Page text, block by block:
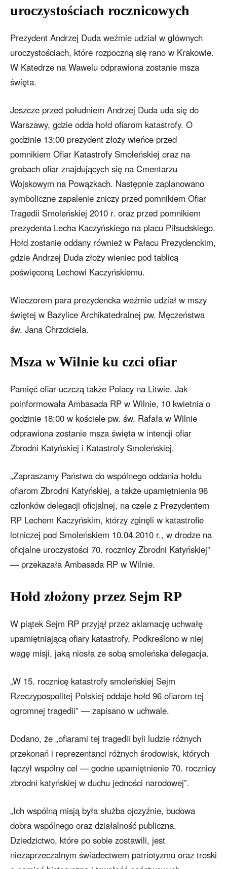
uroczystościach rocznicowych
Prezydent Andrzej Duda weźmie udział w głównych
uroczystościach, które rozpoczną się rano w Krakowie.
W Katedrze na Wawelu odprawiona zostanie msza
święta.
Jeszcze przed południem Andrzej Duda uda się do
Warszawy, gdzie odda hołd ofiarom katastrofy. O
godzinie 13:00 prezydent złoży wieńce przed
pomnikiem Ofiar Katastrofy Smoleńskiej oraz na
grobach ofiar znajdujących się na Cmentarzu
Wojskowym na Powązkach. Następnie zaplanowano
symboliczne zapalenie zniczy przed pomnikiem Ofiar
Tragedii Smoleńskiej 2010 r. oraz przed pomnikiem
prezydenta Lecha Kaczyńskiego na placu Piłsudskiego.
Hołd zostanie oddany również w Pałacu Prezydenckim,
gdzie Andrzej Duda złoży wieniec pod tablicą
poświęconą Lechowi Kaczyńskiemu.
Wieczorem para prezydencka weźmie udział w mszy
świętej w Bazylice Archikatedralnej pw. Męczeństwa
św. Jana Chrzciciela.
Msza w Wilnie ku czci ofiar
Pamięć ofiar uczczą także Polacy na Litwie. Jak
poinformowała Ambasada RP w Wilnie, 10 kwietnia o
godzinie 18:00 w kościele pw. św. Rafała w Wilnie
odprawiona zostanie msza święta w intencji ofiar
Zbrodni Katyńskiej i Katastrofy Smoleńskiej.
„Zapraszamy Państwa do wspólnego oddania hołdu
ofiarom Zbrodni Katyńskiej, a także upamiętnienia 96
członków delegacji oficjalnej, na czele z Prezydentem
RP Lechem Kaczyńskim, którzy zginęli w katastrofie
lotniczej pod Smoleńskiem 10.04.2010 r., w drodze na
oficjalne uroczystości 70. rocznicy Zbrodni Katyńskiej”
— przekazała Ambasada RP w Wilnie.
Hołd złożony przez Sejm RP
W piątek Sejm RP przyjął przez aklamację uchwałę
upamiętniającą ofiary katastrofy. Podkreślono w niej
wagę misji, jaką niosła ze sobą smoleńska delegacja.
„W 15. rocznicę katastrofy smoleńskiej Sejm
Rzeczypospolitej Polskiej oddaje hołd 96 ofiarom tej
ogromnej tragedii” — zapisano w uchwale.
Dodano, że „ofiarami tej tragedii byli ludzie różnych
przekonań i reprezentanci różnych środowisk, których
łączył wspólny cel — godne upamiętnienie 70. rocznicy
zbrodni katyńskiej w duchu jedności narodowej”.
„Ich wspólną misją była służba ojczyźnie, budowa
dobra wspólnego oraz działalność publiczna.
Dziedzictwo, które po sobie zostawili, jest
niezaprzeczalnym świadectwem patriotyzmu oraz troski